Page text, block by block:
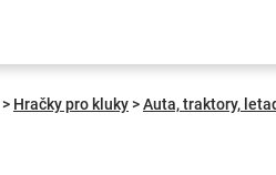
> Hračky pro kluky>Auta, traktory,